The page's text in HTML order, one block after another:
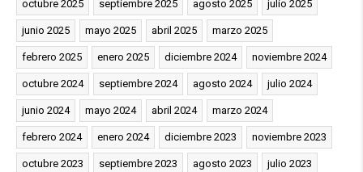
octubre 2025 septiembre 2025 agosto 2025 julio 2025
junio 2025 mayo 2025 abril 2025 marzo 2025
febrero 2025 enero 2025 diciembre 2024 noviembre 2024
octubre 2024 septiembre 2024 agosto 2024 julio 2024
junio 2024 mayo 2024 abril 2024 marzo 2024
febrero 2024 enero 2024 diciembre 2023 noviembre 2023
octubre 2023 septiembre 2023 agosto 2023 julio 2023